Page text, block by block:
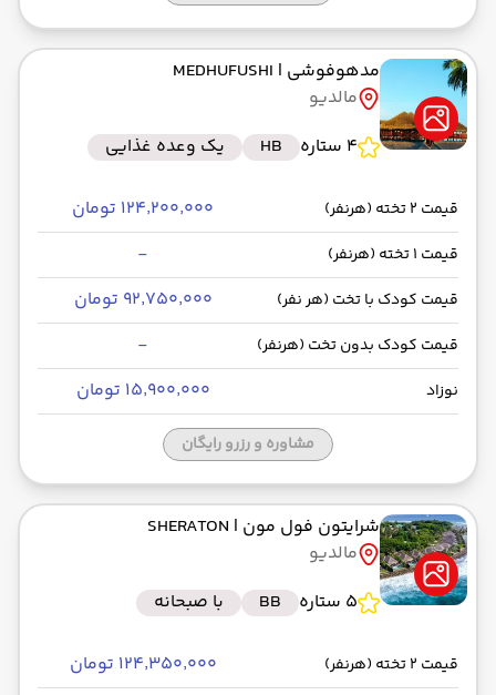
مدهوفوشی | MEDHUFUSHI
مالدیو
4 ستاره
HB یک وعده غذایی
قیمت 2 تخته (هرنفر) ۱۲۴٬۲۰۰٬۰۰۰ تومان
قیمت 1 تخته (هرنفر) -
قیمت کودک با تخت (هر نفر) ۹۲٬۷۵۰٬۰۰۰ تومان
قیمت کودک بدون تخت (هرنفر) -
نوزاد ۱۵٬۹۰۰٬۰۰۰ تومان
مشاوره و رزرو رایگان
شرایتون فول مون | SHERATON
مالدیو
5 ستاره
BB با صبحانه
قیمت 2 تخته (هرنفر) ۱۲۴٬۳۵۰٬۰۰۰ تومان